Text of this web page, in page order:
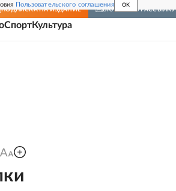
Пользовательского соглашения OK
ПОДПИСКА НА ИЗДАНИЕ ВКЛЮЧИТЬ РАССЫЛКУ
СпортКультура